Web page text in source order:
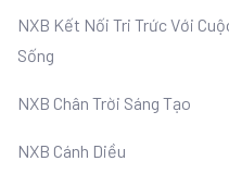
NXB Kết Nối Tri Trức Với
Sống
NXB Chân Trời Sáng Tạo
NXB Cánh Diều